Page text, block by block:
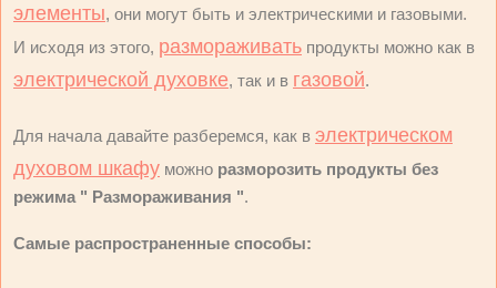
элементы, они могут быть и электрическими и газовыми.
И исходя из этого, размораживать продукты можно как в
электрической духовке, так и в газовой.
Для начала давайте разберемся, как в электрическом
духовом шкафу можно разморозить продукты без
режима " Размораживания ".
Самые распространенные способы: